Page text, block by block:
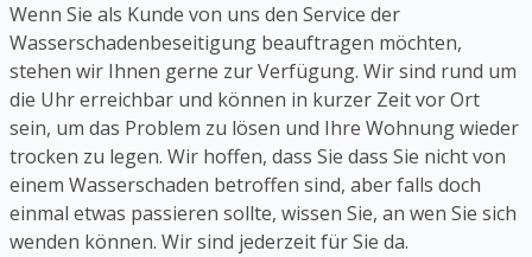
Wenn Sie als Kunde von uns den Service der
Wasserschadenbeseitigung beauftragen möchten,
stehen wir Ihnen gerne zur Verfügung. Wir sind rund um
die Uhr erreichbar und können in kurzer Zeit vor Ort
sein, um das Problem zu lösen und Ihre Wohnung wieder
trocken zu legen. Wir hoffen, dass Sie dass Sie nicht von
einem Wasserschaden betroffen sind, aber falls doch
einmal etwas passieren sollte, wissen Sie, an wen Sie sich
wenden können. Wir sind jederzeit für Sie da.